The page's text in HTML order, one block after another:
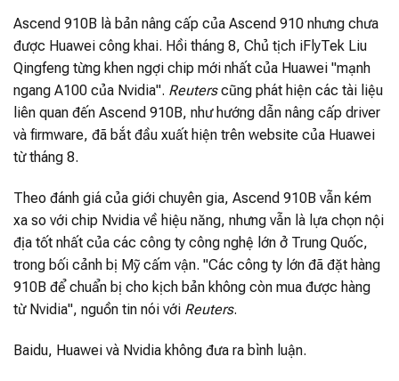
Ascend 910B là bản nâng cấp của Ascend 910 nhưng chưa
được Huawei công khai. Hồi tháng 8, Chủ tịch iFlyTek Liu
Qingfeng từng khen ngợi chip mới nhất của Huawei "mạnh
ngang A100 của Nvidia". Reuterscũng phát hiện các tài liệu
liên quan đến Ascend 910B, như hướng dẫn nâng cấp driver
và firmware, đã bắt đầu xuất hiện trên website của Huawei
từ tháng 8.
Theo đánh giá của giới chuyên gia, Ascend 910B vẫn kém
xa so với chip Nvidia về hiệu năng, nhưng vẫn là lựa chọn nội
địa tốt nhất của các công ty công nghệ lớn ở Trung Quốc,
trong bối cảnh bị Mỹ cấm vận. "Các công ty lớn đã đặt hàng
910B để chuẩn bị cho kịch bản không còn mua được hàng
từ Nvidia", nguồn tin nói với Reuters.
Baidu, Huawei và Nvidia không đưa ra bình luận.